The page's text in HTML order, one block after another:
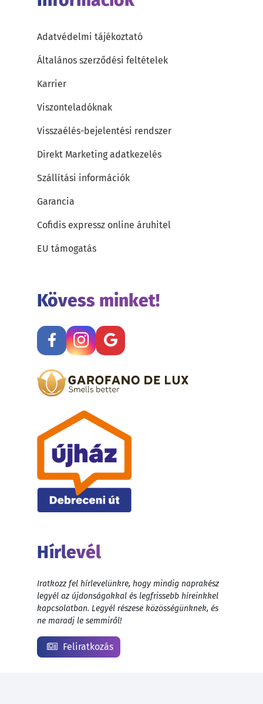
Adatvédelmi tájékoztató
Általános szerződési feltételek
Karrier
Viszonteladóknak
Visszaélés-bejelentési rendszer
Direkt Marketing adatkezelés
Szállítási információk
Garancia
Cofidis expressz online áruhitel
EU támogatás
Kövess minket!
Hírlevél
Iratkozz fel hírlevelünkre, hogy mindig naprakész
legyél az újdonságokkal és legfrissebb híreinkkel
kapcsolatban. Legyél részese közösségünknek, és
ne maradj le semmiről!
Feliratkozás